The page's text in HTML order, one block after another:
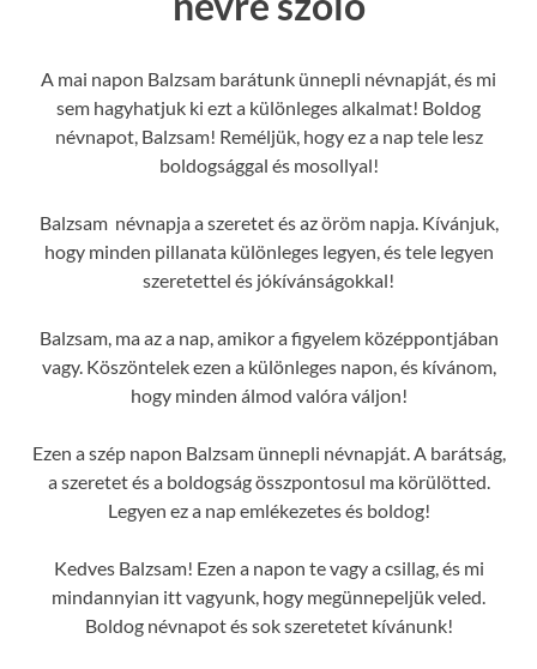
A mai napon Balzsam barátunk ünnepli névnapját, és mi
sem hagyhatjuk ki ezt a különleges alkalmat! Boldog
névnapot, Balzsam! Reméljük, hogy ez a nap tele lesz
boldogsággal és mosollyal!
Balzsam névnapja a szeretet és az öröm napja. Kívánjuk,
hogy minden pillanata különleges legyen, és tele legyen
szeretettel és jókívánságokkal!
Balzsam, ma az a nap, amikor a figyelem középpontjában
vagy. Köszöntelek ezen a különleges napon, és kívánom,
hogy minden álmod valóra váljon!
Ezen a szép napon Balzsam ünnepli névnapját. A barátság,
a szeretet és a boldogság összpontosul ma körülötted.
Legyen ez a nap emlékezetes és boldog!
Kedves Balzsam! Ezen a napon te vagy a csillag, és mi
mindannyian itt vagyunk, hogy megünnepeljük veled.
Boldog névnapot és sok szeretetet kívánunk!